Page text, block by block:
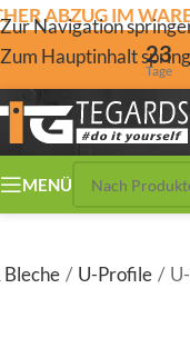
Zur Navigation
Zum Hauptinhalt
IM
23
Tage
MENÜ
/ U-Profile /